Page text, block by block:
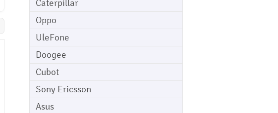
Caterpillar
Oppo
UleFone
Doogee
Cubot
Sony Ericsson
Asus